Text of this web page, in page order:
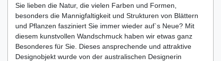
Sie lieben die Natur, die vielen Farben und Formen,
besonders die Mannigfaltigkeit und Strukturen von Blättern
und Pflanzen fasziniert Sie immer wieder auf`s Neue? Mit
diesem kunstvollen Wandschmuck haben wir etwas ganz
Besonderes für Sie. Dieses ansprechende und attraktive
Designobjekt wurde von der australischen Designerin